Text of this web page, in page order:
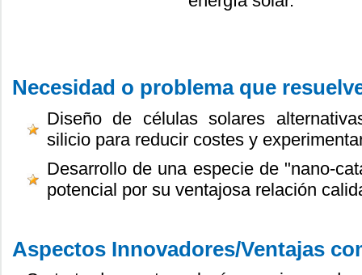
Necesidad o problema que
Diseño de células solares
silicio para reducir costes y
Desarrollo de una especie de "nano-
potencial por su ventajosa relación
Aspectos Innovadores/Ventajas